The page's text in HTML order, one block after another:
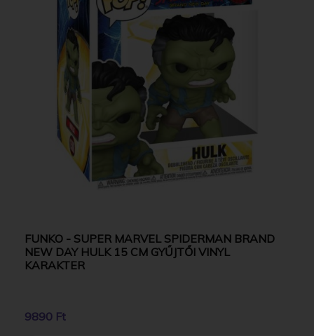
FUNKO - SUPER MARVEL SPIDERMAN BRAND
NEW DAY HULK 15 CM GYŰJTŐI VINYL
KARAKTER
9890 Ft